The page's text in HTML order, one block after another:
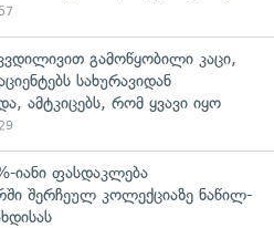
გამოწყობილი კაცი,
სახურავიდან
ამტკიცებს, რომ ყვავი იყო
იანი ფასდაკლება
შერჩეულ კოლექციაზე ნაწილ-